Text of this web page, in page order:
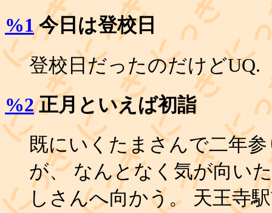
%1今日は登校日
登校日だったのだけどUQ.
%2正月といえば初詣
既にいくたまさんで二年
が、 なんとなく気が向い
しさんへ向かう。 天王寺